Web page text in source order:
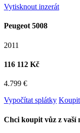
Vytisknout inzerát
Peugeot 5008
2011
116 112 Kč
4.799 €
Vypočítat splátky
Chci koupit vůz z vaší